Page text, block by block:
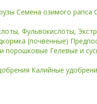
Семена озимого рапса
Фульвокислоты,
(почвенные)
порошковые Гелевые и
Калийные